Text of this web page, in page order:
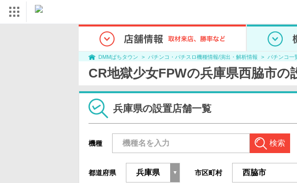
DMMぱちタウン パチンコ・パチスロ機種情報/演出・解析情報 パチンコ一
CR地獄少女FPWの兵庫県西脇市の
兵庫県の設置店舗一覧
機種 検索
都道府県 市区町村